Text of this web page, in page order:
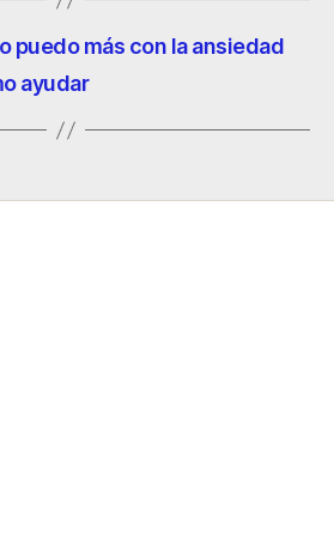
puedo más con la ansiedad
ayudar